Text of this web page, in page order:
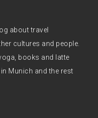
about travel
cultures and people.
books and latte
Munich and the rest